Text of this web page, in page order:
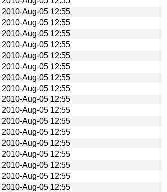
2010-Aug-05 12:55
2010-Aug-05 12:55
2010-Aug-05 12:55
2010-Aug-05 12:55
2010-Aug-05 12:55
2010-Aug-05 12:55
2010-Aug-05 12:55
2010-Aug-05 12:55
2010-Aug-05 12:55
2010-Aug-05 12:55
2010-Aug-05 12:55
2010-Aug-05 12:55
2010-Aug-05 12:55
2010-Aug-05 12:55
2010-Aug-05 12:55
2010-Aug-05 12:55
2010-Aug-05 12:55